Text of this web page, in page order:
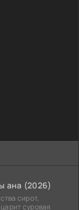
ана (2026)
сирот,
суровая